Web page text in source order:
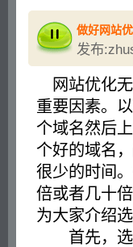
做好网站
发布
网站优化无
重要因素。
个域名然后
个好的域名
很少的时间
倍或者几十
为大家介绍
首先，选